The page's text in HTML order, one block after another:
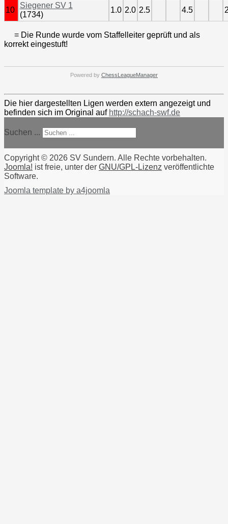
10
Siegener SV 1
(1734)
1.0 2.0 2.5 4.5
= Die Runde wurde vom Staffelleiter geprüft und als
korrekt eingestuft!
Powered by ChessLeagueManager
Die hier dargestellten Ligen werden extern angezeigt und
befinden sich im Original auf http://schach-swf.de
Suchen ...
Copyright © 2026 SV Sundern. Alle Rechte vorbehalten.
Joomla! ist freie, unter der GNU/GPL-Lizenz veröffentlichte
Software.
Joomla template by a4joomla